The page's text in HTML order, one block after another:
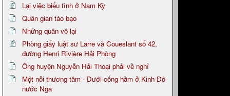
Lại việc biểu tình ở Nam Kỳ
Quân gian táo bạo
Những quân vô lại
Phòng giấy luật sư Larre và Coueslant số 42,
đường Henri Rivière Hải Phòng
Ông huyện Nguyễn Hải Thoại phải về nghỉ
Một nỗi thương tâm - Dưới cống hầm ở Kinh Đô
nước Nga